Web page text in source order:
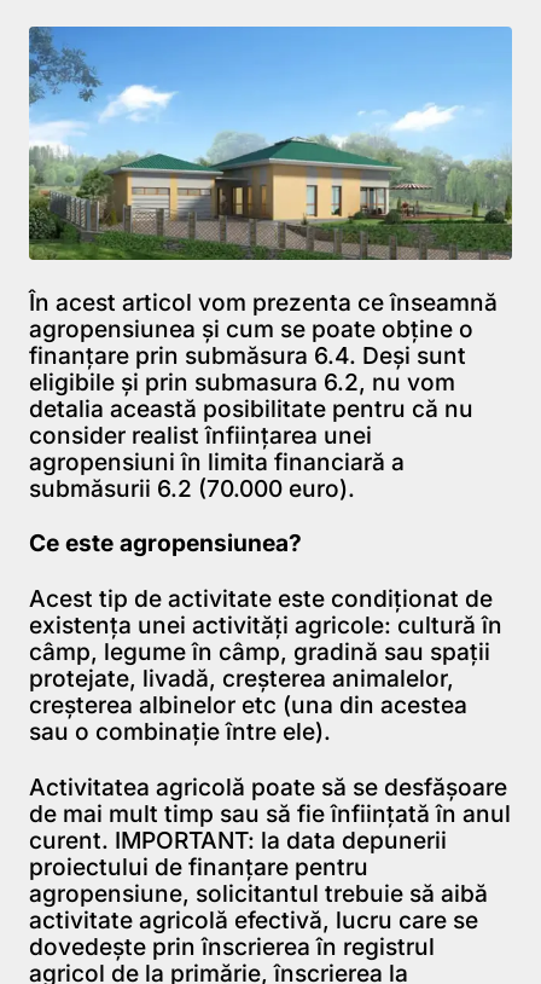
În acest articol vom prezenta ce înseamnă
agropensiunea și cum se poate obține o
finanțare prin submăsura 6.4. Deși sunt
eligibile și prin submasura 6.2, nu vom
detalia această posibilitate pentru că nu
consider realist înființarea unei
agropensiuni în limita financiară a
submăsurii 6.2 (70.000 euro).
Ce este agropensiunea?
Acest tip de activitate este condiționat de
existența unei activități agricole: cultură în
câmp, legume în câmp, gradină sau spații
protejate, livadă, creșterea animalelor,
creșterea albinelor etc (una din acestea
sau o combinație între ele).
Activitatea agricolă poate să se desfășoare
de mai mult timp sau să fie înființată în anul
curent. IMPORTANT: la data depunerii
proiectului de finanțare pentru
agropensiune, solicitantul trebuie să aibă
activitate agricolă efectivă, lucru care se
dovedește prin înscrierea în registrul
agricol de la primărie, înscrierea la